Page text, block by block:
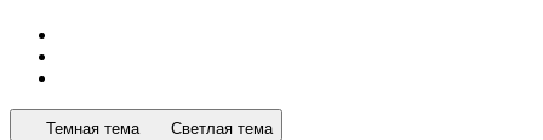
Темная тема Светлая тема